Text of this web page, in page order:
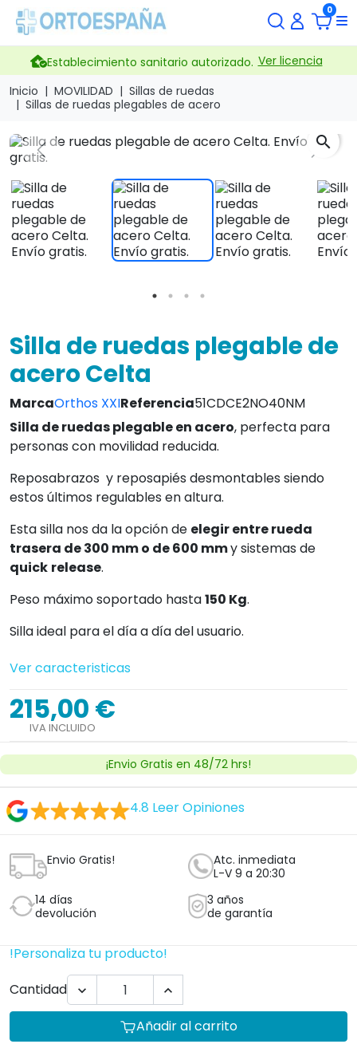
0
Establecimiento sanitario autorizado. Ver licencia
Inicio
MOVILIDAD
Sillas de ruedas
Sillas de ruedas plegables de acero
Previous Next
search
Silla de ruedas plegable de
acero Celta
MarcaOrthos XXIReferencia51CDCE2NO40NM
Silla de ruedas plegable en acero, perfecta para
personas con movilidad reducida.
Reposabrazos y reposapiés desmontables siendo
estos últimos regulables en altura.
Esta silla nos da la opción de elegir entre rueda
trasera de 300 mm o de 600 mmy sistemas de
quick release.
Peso máximo soportado hasta150 Kg.
Silla ideal para el día a día del usuario.
Ver caracteristicas
215,00 €
IVA INCLUIDO
¡Envio Gratis en 48/72 hrs!
4.8 Leer Opiniones
Envio Gratis!
Atc. inmediata
L-V 9 a 20:30
14 días
devolución
3 años
de garantía
!Personaliza tu producto!
Cantidad
 
Añadir al carrito